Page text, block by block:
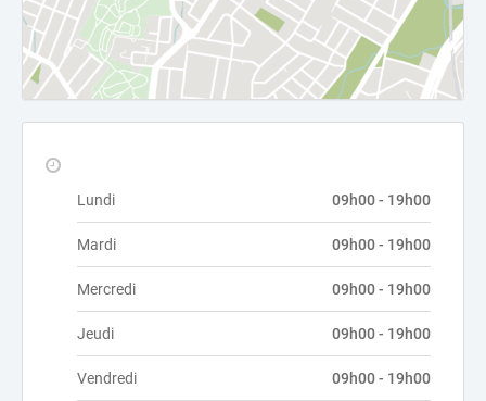
Lundi 09h00 - 19h00
Mardi 09h00 - 19h00
Mercredi 09h00 - 19h00
Jeudi 09h00 - 19h00
Vendredi 09h00 - 19h00